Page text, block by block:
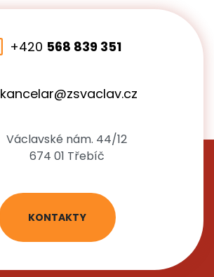
+420 568 839 351
kancelar@zsvaclav.cz
Václavské nám. 44/12
674 01 Třebíč
KONTAKTY